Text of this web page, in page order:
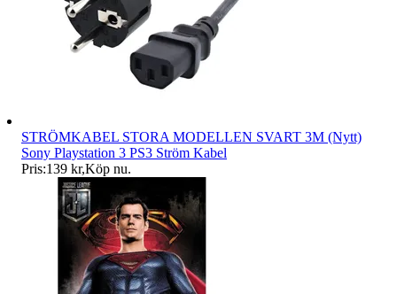
STRÖMKABEL STORA MODELLEN SVART 3M (Nytt)
Sony Playstation 3 PS3 Ström Kabel
Pris:139 kr,Köp nu.